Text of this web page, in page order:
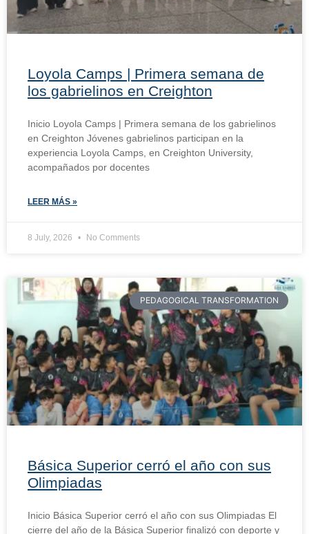
Loyola Camps | Primera semana de
los gabrielinos en Creighton
Inicio Loyola Camps | Primera semana de los gabrielinos
en Creighton Jóvenes gabrielinos participan en la
experiencia Loyola Camps, en Creighton University,
acompañados por docentes
LEER MÁS »
8 July, 2026 No Comments
PEDAGOGICAL TRANSFORMATION
Básica Superior cerró el año con sus
Olimpiadas
Inicio Básica Superior cerró el año con sus Olimpiadas El
cierre del año de la Básica Superior finalizó con deporte y